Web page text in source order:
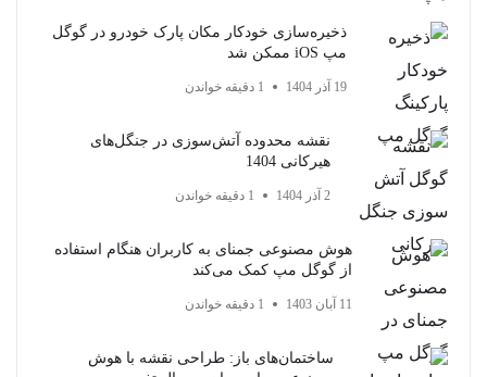
ذخیره‌سازی خودکار مکان پارک خودرو در گوگل
مپ iOS ممکن شد
19 آذر 1404 1 دقیقه خواندن
نقشه محدوده آتش‌سوزی در جنگل‌های
هیرکانی 1404
2 آذر 1404 1 دقیقه خواندن
هوش مصنوعی جمنای به کاربران هنگام استفاده
از گوگل مپ کمک می‌کند
11 آبان 1403 1 دقیقه خواندن
ساختمان‌های باز: طراحی نقشه با هوش